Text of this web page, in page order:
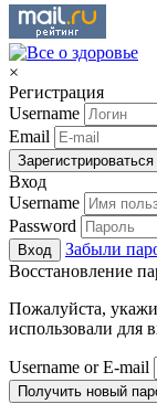
×
Регистрация
Username
Email
Зарегистрироваться
Вход
Username
Password
Вход
Забыли
Восстановление
Пожалуйста,
использовали для
Username or E-mail
Получить новый